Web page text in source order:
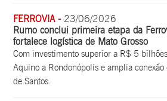
FERROVIA -23/06/2026
Rumo conclui primeira etapa da
fortalece logística de Mato Grosso
Com investimento superior a R$ 5
Aquino a Rondonópolis e amplia conexão
de Santos.